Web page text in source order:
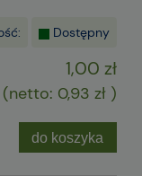
Dostępny
1,00 zł
(netto: 0,93 zł )
do koszyka